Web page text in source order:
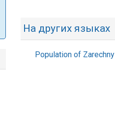
На других языках
Population of Zarechny